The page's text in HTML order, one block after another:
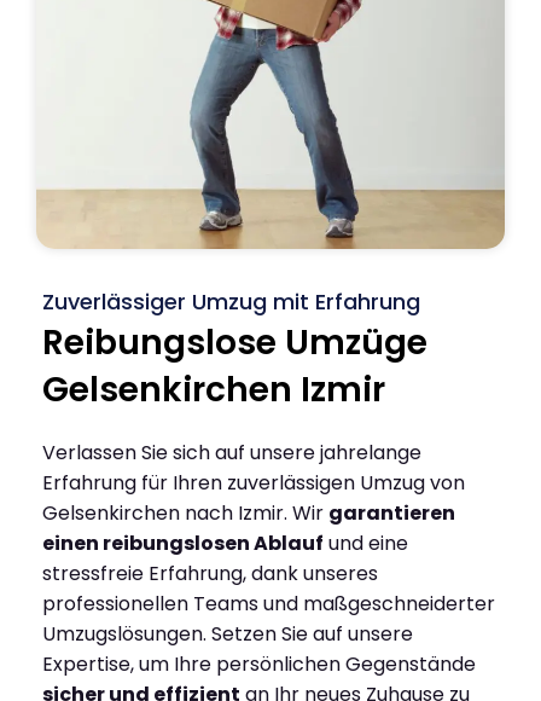
Zuverlässiger Umzug mit Erfahrung
Reibungslose Umzüge
Gelsenkirchen Izmir
Verlassen Sie sich auf unsere jahrelange
Erfahrung für Ihren zuverlässigen Umzug von
Gelsenkirchen nach Izmir. Wir garantieren
einen reibungslosen Ablauf und eine
stressfreie Erfahrung, dank unseres
professionellen Teams und maßgeschneiderter
Umzugslösungen. Setzen Sie auf unsere
Expertise, um Ihre persönlichen Gegenstände
sicher und effizient an Ihr neues Zuhause zu